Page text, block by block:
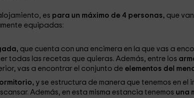
es para un máximo de 4 personas, que
equipadas:
que cuenta con una encimera en la que vas a
todas las recetas que quieras. Además, entre los
vas a encontrar el conjunto de elementos del
y se estructura de manera que tenemos en el
Además, en esta misma estancia tenemos una